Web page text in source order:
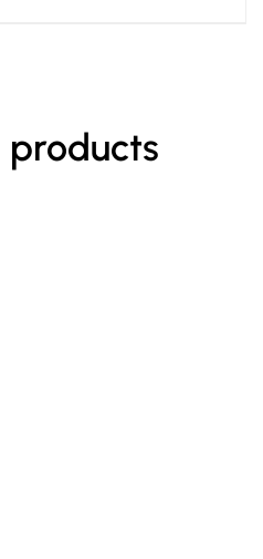
products